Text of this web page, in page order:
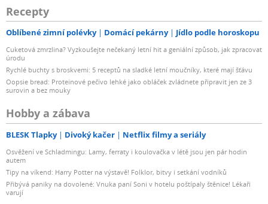
Recepty
Oblíbené zimní polévky Domácí pekárny Jídlo podle horoskopu
Cuketová zmrzlina? Vyzkoušejte nečekaný letní hit a geniální způsob, jak zpracovat
úrodu
Rychlé buchty s broskvemi: 5 receptů na sladké letní moučníky, které mají šťávu
Oopsie bread: Proteinové pečivo lehké jako obláček zvládnete připravit jen ze 3
surovin a bez mouky
Hobby a zábava
BLESK Tlapky Divoký kačer Netflix filmy a seriály
Osvěžení ve Schladmingu: Lamy, ferraty i koulovačka v létě jsou jen pár hodin
autem
Tipy na víkend: Harry Potter na výstavě! Folklor, bitvy i setkání vodníků
Přibývá paniky na dovolené: Vnuka paní Soni v hotelu poštípaly štěnice! Lékaři
varují